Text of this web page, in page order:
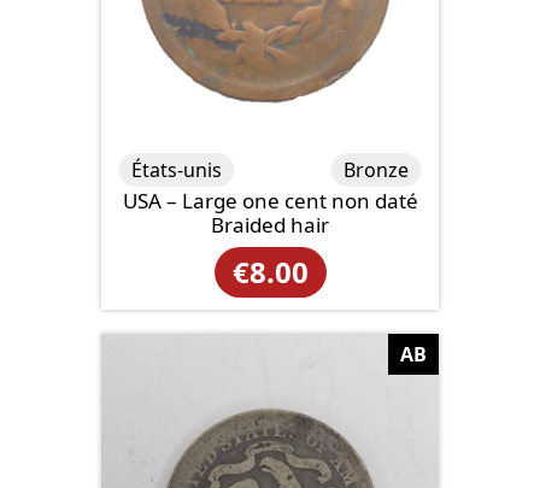
USA – Large one cent non daté
Braided hair
€8.00
États-unis Bronze
AB